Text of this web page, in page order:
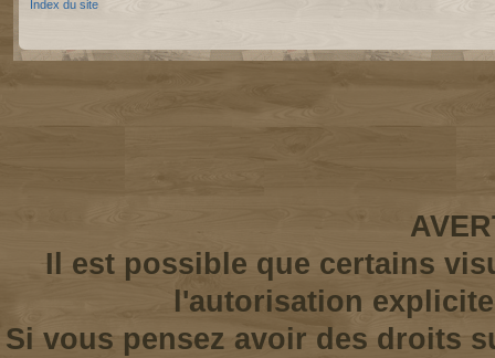
Index du site
Il est possible que certains
l'autorisation
Si vous pensez avoir des droits